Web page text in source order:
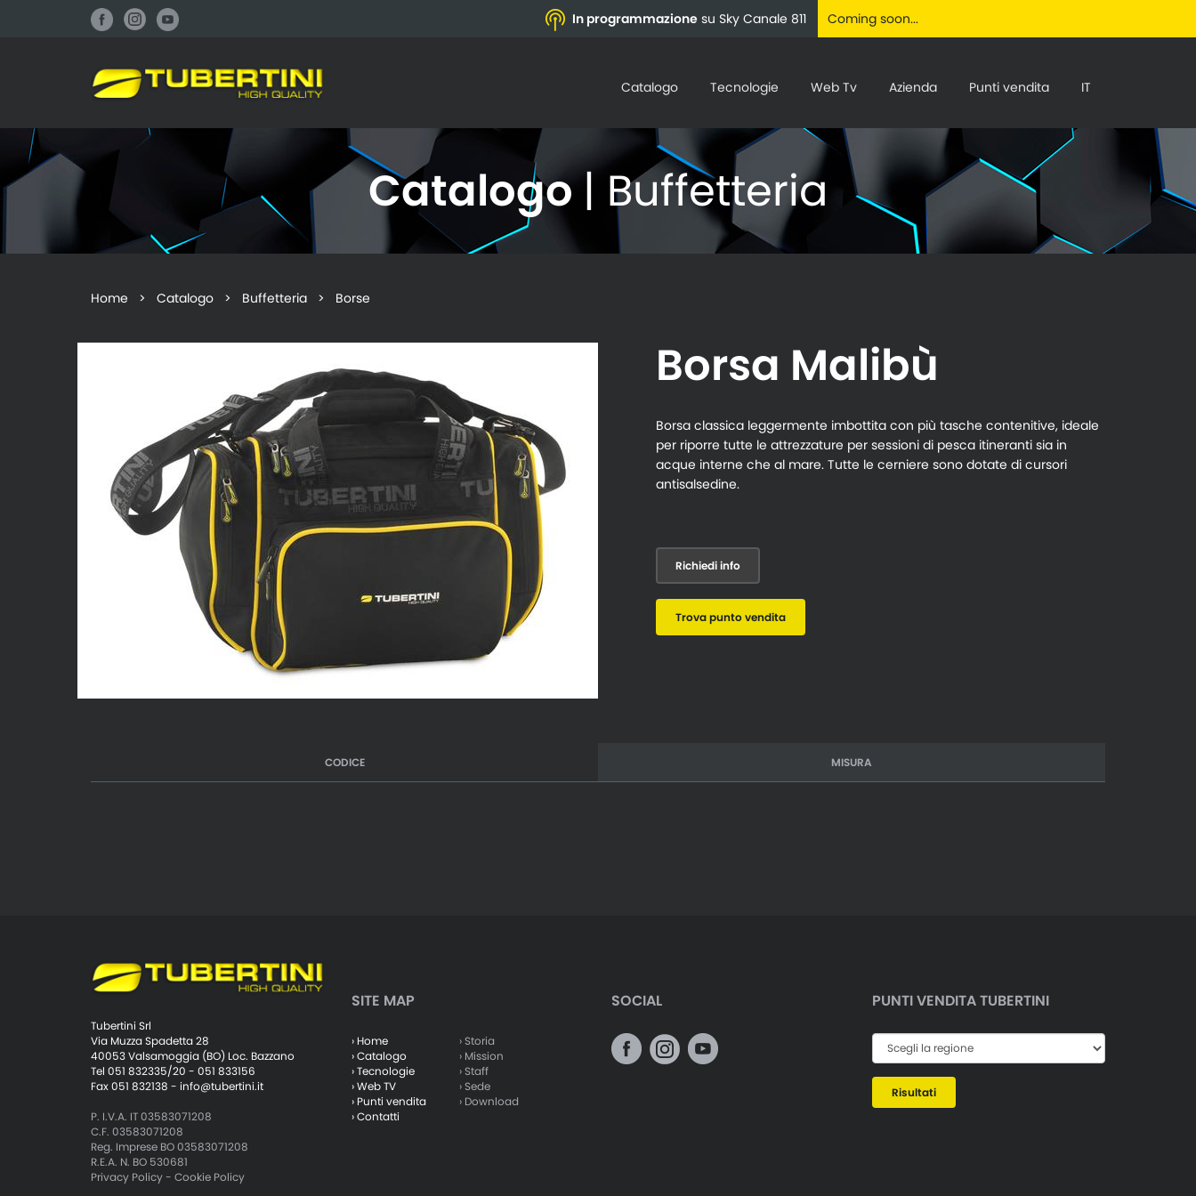
In programmazione su Sky Canale 811 Coming soon...
Catalogo Tecnologie Web Tv Azienda Punti vendita IT
Catalogo| Buffetteria
Home > Catalogo > Buffetteria > Borse
Borsa Malibù
Borsa classica leggermente imbottita con più tasche contenitive, ideale
per riporre tutte le attrezzature per sessioni di pesca itineranti sia in
acque interne che al mare. Tutte le cerniere sono dotate di cursori
antisalsedine.
Richiedi info
Trova punto vendita
CODICE MISURA
Tubertini Srl
Via Muzza Spadetta 28
40053 Valsamoggia (BO) Loc. Bazzano
Tel 051 832335/20 - 051 833156
Fax 051 832138 - info@tubertini.it
P. I.V.A. IT 03583071208
C.F. 03583071208
Reg. Imprese BO 03583071208
R.E.A. N. BO 530681
Privacy Policy- Cookie Policy
SITE MAP
› Home
› Catalogo
› Tecnologie
› Web TV
› Punti vendita
› Contatti
› Storia
› Mission
› Staff
› Sede
› Download
SOCIAL PUNTI VENDITA TUBERTINI
Risultati